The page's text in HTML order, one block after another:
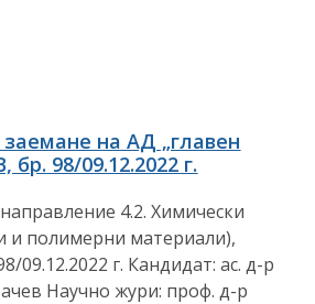
на АД „главен
бр. 98/09.12.2022 г.
4.2. Химически
и полимерни материали),
09.12.2022 г. Кандидат: aс. д-р
Научно жури: проф. д-р